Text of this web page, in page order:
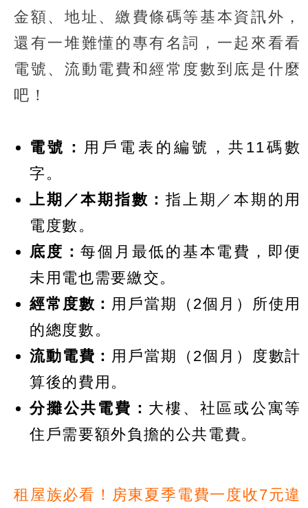
金額、地址、繳費條碼等基本資訊外，
還有一堆難懂的專有名詞，一起來看看
電號、流動電費和經常度數到底是什麼
吧！
電號： 用戶電表的編號，共11碼數
字。
上期／本期指數：指上期／本期的用
電度數。
底度：每個月最低的基本電費，即便
未用電也需要繳交。
經常度數： 用戶當期（2個月）所使用
的總度數。
流動電費： 用戶當期（2個月）度數計
算後的費用。
分攤公共電費： 大樓、社區或公寓等
住戶需要額外負擔的公共電費。
租屋族必看！房東夏季電費一度收7元違